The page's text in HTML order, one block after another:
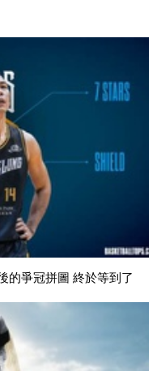
的爭冠拼圖 終於等到了